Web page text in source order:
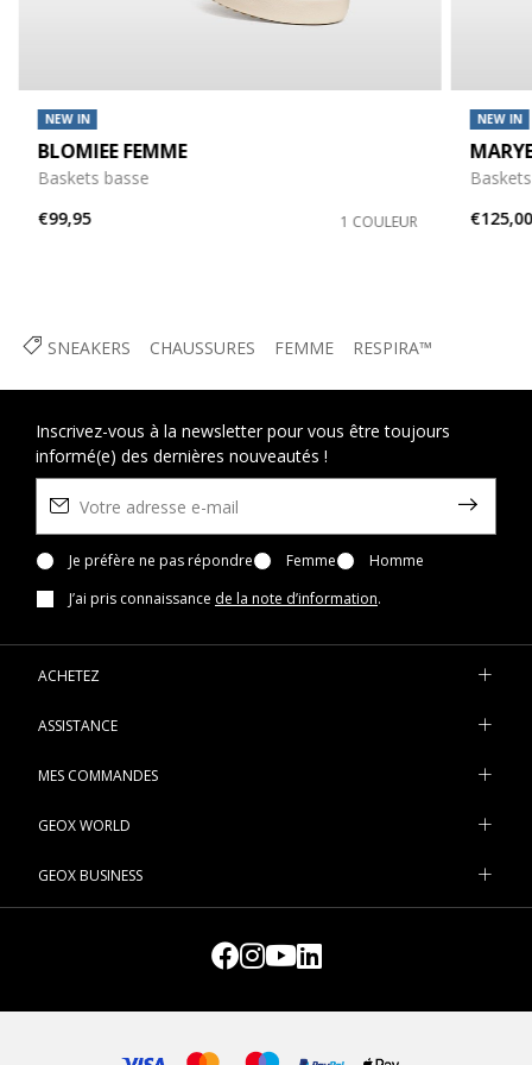
SNEAKERS CHAUSSURES FEMME RESPIRA™
NEW IN
BLOMIEE FEMME
Baskets basse
€99,95
1 COULEUR
NEW IN
€125,00
Inscrivez-vous à la newsletter pour vous être toujours
informé(e) des dernières nouveautés !
Je préfère ne pas répondre Femme
Homme
J’ai pris connaissance de la note d’information.
ACHETEZ
ASSISTANCE
MES COMMANDES
GEOX WORLD
GEOX BUSINESS